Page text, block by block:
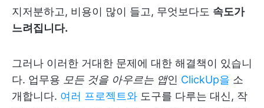
지저분하고, 비용이 많이 들고, 무엇보다도 속도가
느려집니다.
그러나 이러한 거대한 문제에 대한 해결책이 있습니
다. 업무용 모든 것을 아우르는 앱인 ClickUp을 소
개합니다. 여러 프로젝트와 도구를 다루는 대신, 작